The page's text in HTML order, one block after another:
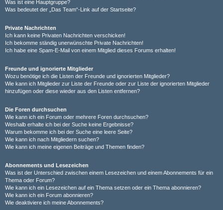
Was ist eine Hauptgruppe?
Was bedeutet der „Das Team“-Link auf der Startseite?
Private Nachrichten
Ich kann keine Privaten Nachrichten verschicken!
Ich bekomme ständig unerwünschte Private Nachrichten!
Ich habe eine Spam-E-Mail von einem Mitglied dieses Forums erhalten!
Freunde und ignorierte Mitglieder
Wozu benötige ich die Listen der Freunde und ignorierten Mitglieder?
Wie kann ich Mitglieder zur Liste der Freunde oder zur Liste der ignorierten Mitglieder
hinzufügen oder diese wieder aus den Listen entfernen?
Die Foren durchsuchen
Wie kann ich ein Forum oder mehrere Foren durchsuchen?
Weshalb erhalte ich bei der Suche keine Ergebnisse?
Warum bekomme ich bei der Suche eine leere Seite?
Wie kann ich nach Mitgliedern suchen?
Wie kann ich meine eigenen Beiträge und Themen finden?
Abonnements und Lesezeichen
Was ist der Unterschied zwischen einem Lesezeichen und einem Abonnements für ein
Thema oder Forum?
Wie kann ich ein Lesezeichen auf ein Thema setzen oder ein Thema abonnieren?
Wie kann ich ein Forum abonnieren?
Wie deaktiviere ich meine Abonnements?